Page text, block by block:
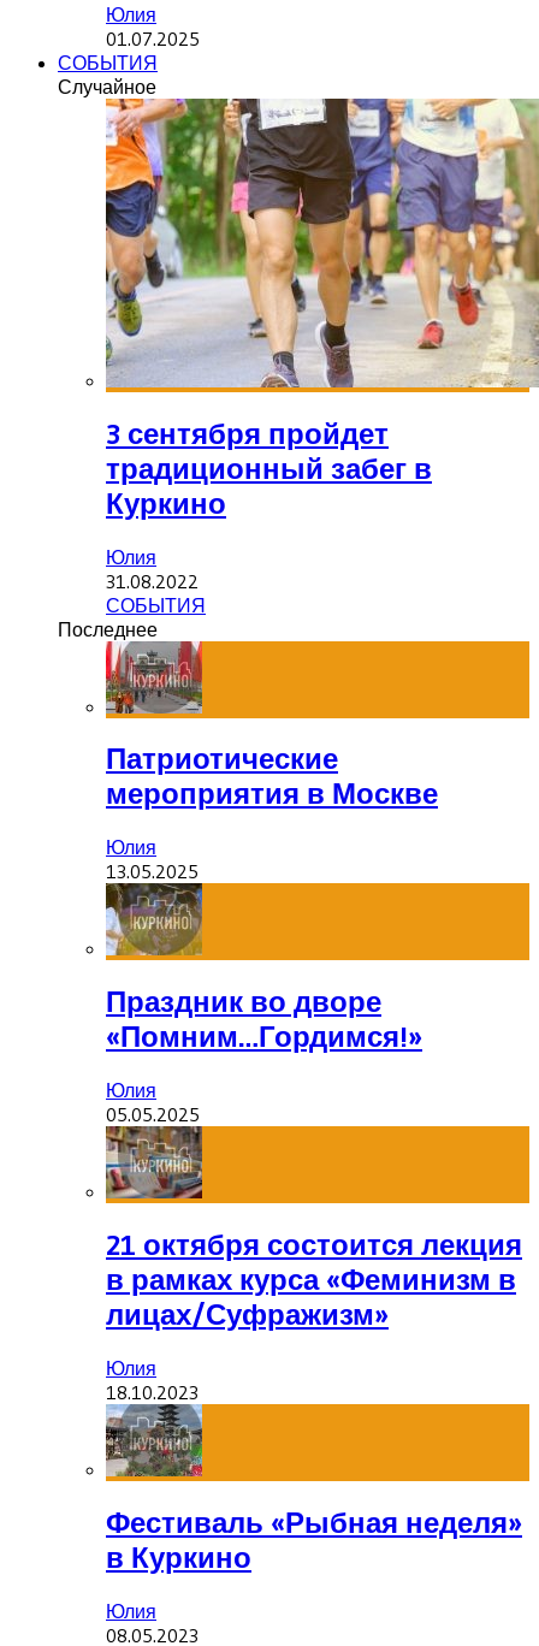
Юлия
01.07.2025
СОБЫТИЯ
Случайное
3 сентября пройдет
традиционный забег в
Куркино
Юлия
31.08.2022
СОБЫТИЯ
Последнее
Патриотические
мероприятия в Москве
Юлия
13.05.2025
Праздник во дворе
«Помним…Гордимся!»
Юлия
05.05.2025
21 октября состоится лекция
в рамках курса «Феминизм в
лицах/Суфражизм»
Юлия
18.10.2023
Фестиваль «Рыбная неделя»
в Куркино
Юлия
08.05.2023